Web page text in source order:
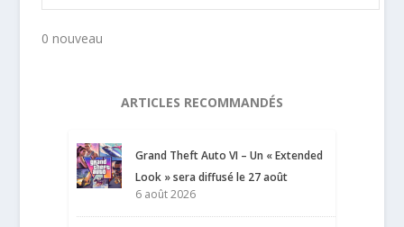
0 nouveau
ARTICLES RECOMMANDÉS
Grand Theft Auto VI – Un « Extended
Look » sera diffusé le 27 août
6 août 2026